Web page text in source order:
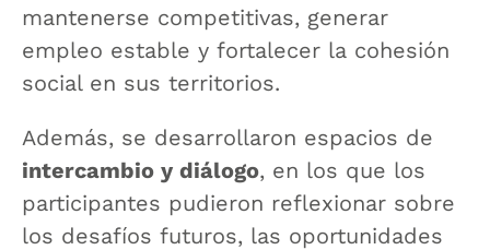
mantenerse competitivas, generar
empleo estable y fortalecer la cohesión
social en sus territorios.
Además, se desarrollaron espacios de
intercambio y diálogo, en los que los
participantes pudieron reflexionar sobre
los desafíos futuros, las oportunidades